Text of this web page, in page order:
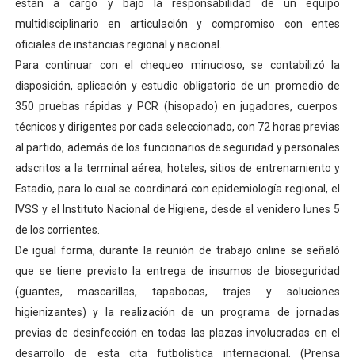
están a cargo y bajo la responsabilidad de un equipo
multidisciplinario en articulación y compromiso con entes
oficiales de instancias regional y nacional.
Para continuar con el chequeo minucioso, se contabilizó la
disposición, aplicación y estudio obligatorio de un promedio de
350 pruebas rápidas y PCR (hisopado) en jugadores, cuerpos
técnicos y dirigentes por cada seleccionado, con 72 horas previas
al partido, además de los funcionarios de seguridad y personales
adscritos a la terminal aérea, hoteles, sitios de entrenamiento y
Estadio, para lo cual se coordinará con epidemiología regional, el
IVSS y el Instituto Nacional de Higiene, desde el venidero lunes 5
de los corrientes.
De igual forma, durante la reunión de trabajo online se señaló
que se tiene previsto la entrega de insumos de bioseguridad
(guantes, mascarillas, tapabocas, trajes y soluciones
higienizantes) y la realización de un programa de jornadas
previas de desinfección en todas las plazas involucradas en el
desarrollo de esta cita futbolística internacional. (Prensa